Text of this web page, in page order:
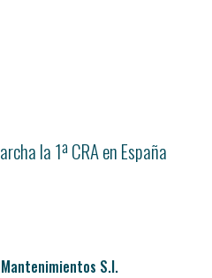
la 1ª CRA en España
S.l.